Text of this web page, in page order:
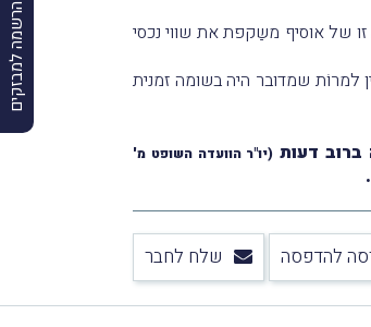
הרשמה למבזקים
של אוסיף משַקפת את שווי נכסי
המשיב, וזאת בטענה כי זאת הוּצאה בהתאם לסעיף 85 לחוק מיסוי מקרקעין למרוֹת שמדובר היה בשומה זמנית
ברוב דעות (יו"ר הוועדה השופט מ'
להדפסה שלח לחבר